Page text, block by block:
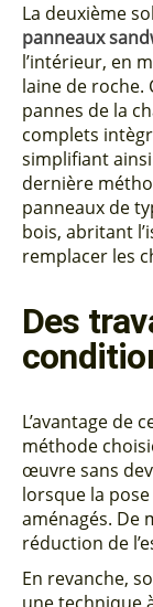
La deuxième
panneaux
l’intérieur, en
laine de roche.
pannes de la
complets
simplifiant
dernière
panneaux de
bois, abritant
remplacer les
Des
L’avantage de
méthode
œuvre sans
lorsque la pose
aménagés. De
réduction de
En revanche,